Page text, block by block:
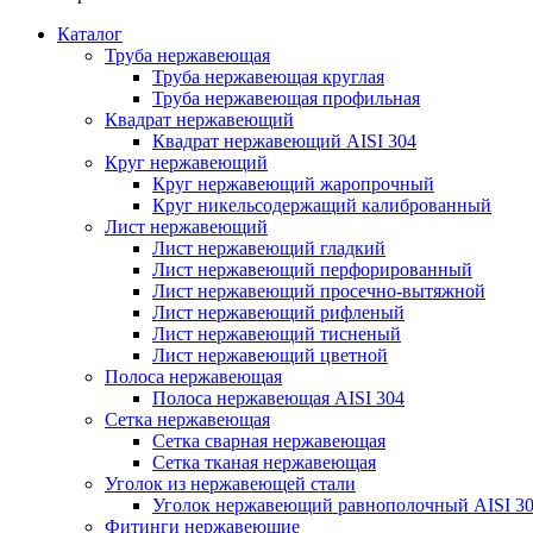
Каталог
Труба нержавеющая
Труба нержавеющая круглая
Труба нержавеющая профильная
Квадрат нержавеющий
Квадрат нержавеющий AISI 304
Круг нержавеющий
Круг нержавеющий жаропрочный
Круг никельсодержащий калиброванный
Лист нержавеющий
Лист нержавеющий гладкий
Лист нержавеющий перфорированный
Лист нержавеющий просечно-вытяжной
Лист нержавеющий рифленый
Лист нержавеющий тисненый
Лист нержавеющий цветной
Полоса нержавеющая
Полоса нержавеющая AISI 304
Сетка нержавеющая
Сетка сварная нержавеющая
Сетка тканая нержавеющая
Уголок из нержавеющей стали
Уголок нержавеющий равнополочный AISI
Фитинги нержавеющие